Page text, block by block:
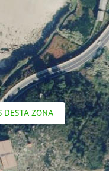
DESTA ZONA